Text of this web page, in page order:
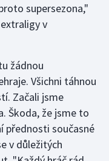
supersezona,"
v
žádnou
Všichni táhnou
Začali jsme
Škoda, že jsme to
přednosti současné
v důležitých